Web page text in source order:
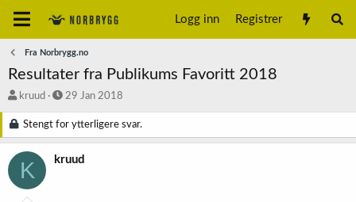
Logg inn Registrer
Fra Norbrygg.no
Resultater fra Publikums Favoritt 2018
T
å
d
s
a
kruud
S
a
r
d
29 Jan 2018
Stengt for ytterligere svar.
K kruud